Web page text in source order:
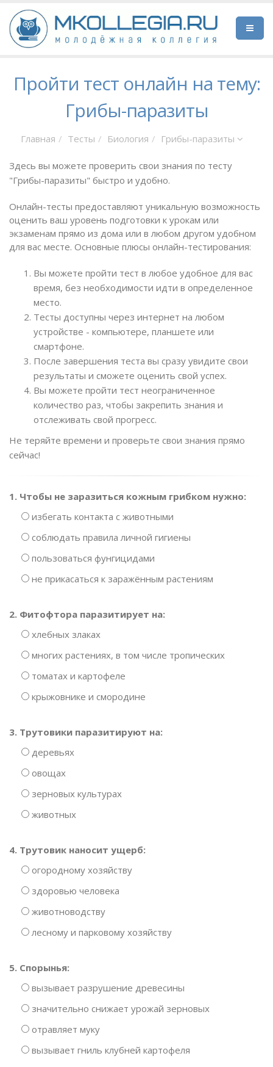
Пройти тест онлайн на тему:
Грибы-паразиты
Главная Тесты Биология Грибы-паразиты
Здесь вы можете проверить свои знания по тесту
"Грибы-паразиты" быстро и удобно.
Онлайн-тесты предоставляют уникальную возможность
оценить ваш уровень подготовки к урокам или
экзаменам прямо из дома или в любом другом удобном
для вас месте. Основные плюсы онлайн-тестирования:
Вы можете пройти тест в любое удобное для вас
время, без необходимости идти в определенное
место.
Тесты доступны через интернет на любом
устройстве - компьютере, планшете или
смартфоне.
После завершения теста вы сразу увидите свои
результаты и сможете оценить свой успех.
Вы можете пройти тест неограниченное
количество раз, чтобы закрепить знания и
отслеживать свой прогресс.
Не теряйте времени и проверьте свои знания прямо
сейчас!
1. Чтобы не заразиться кожным грибком нужно:
избегать контакта с животными
соблюдать правила личной гигиены
пользоваться фунгицидами
не прикасаться к заражённым растениям
2. Фитофтора паразитирует на:
хлебных злаках
многих растениях, в том числе тропических
томатах и картофеле
крыжовнике и смородине
3. Трутовики паразитируют на:
деревьях
овощах
зерновых культурах
животных
4. Трутовик наносит ущерб:
огородному хозяйству
здоровью человека
животноводству
лесному и парковому хозяйству
5. Спорынья:
вызывает разрушение древесины
значительно снижает урожай зерновых
отравляет муку
вызывает гниль клубней картофеля